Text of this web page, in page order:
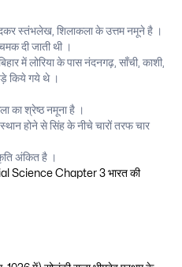
स्तंभलेख, शिलाकला के उत्तम नमूने है ।
दी जाती थी ।
में लोरिया के पास नंदनगढ़, साँची, काशी,
किये गये थे ।
का श्रेष्ठ नमूना है ।
होने से सिंह के नीचे चारों तरफ चार
अंकित है ।